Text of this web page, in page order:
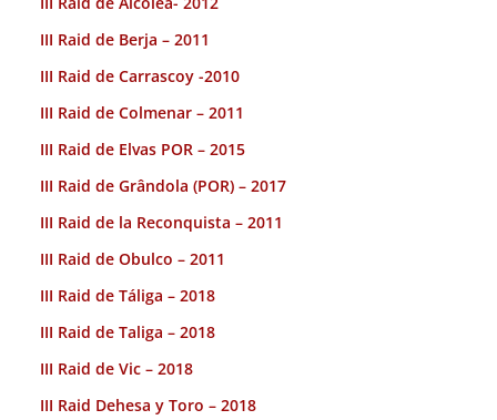
III Raid de Berja – 2011
III Raid de Carrascoy -2010
III Raid de Colmenar – 2011
III Raid de Elvas POR – 2015
III Raid de Grândola (POR) – 2017
III Raid de la Reconquista – 2011
III Raid de Obulco – 2011
III Raid de Táliga – 2018
III Raid de Taliga – 2018
III Raid de Vic – 2018
III Raid Dehesa y Toro – 2018